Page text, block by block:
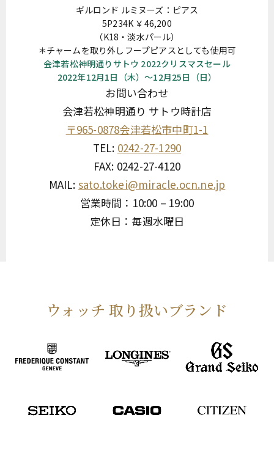
ギルロンド ルミヌーズ：ピアス
5P234K ￥46,200
（K18・淡水パール）
＊チャームを取り外しフープピアスとしても使用可
会津若松神明通りサトウ 2022クリスマスセール
2022年12月1日（木）〜12月25日（日）
お問い合わせ
会津若松神明通り サトウ時計店
〒965-0878会津若松市中町1-1
TEL: 0242-27-1290
FAX: 0242-27-4120
MAIL: sato.tokei@miracle.ocn.ne.jp
営業時間：10:00 – 19:00
定休日：毎週水曜日
ウォッチ 取り扱いブランド